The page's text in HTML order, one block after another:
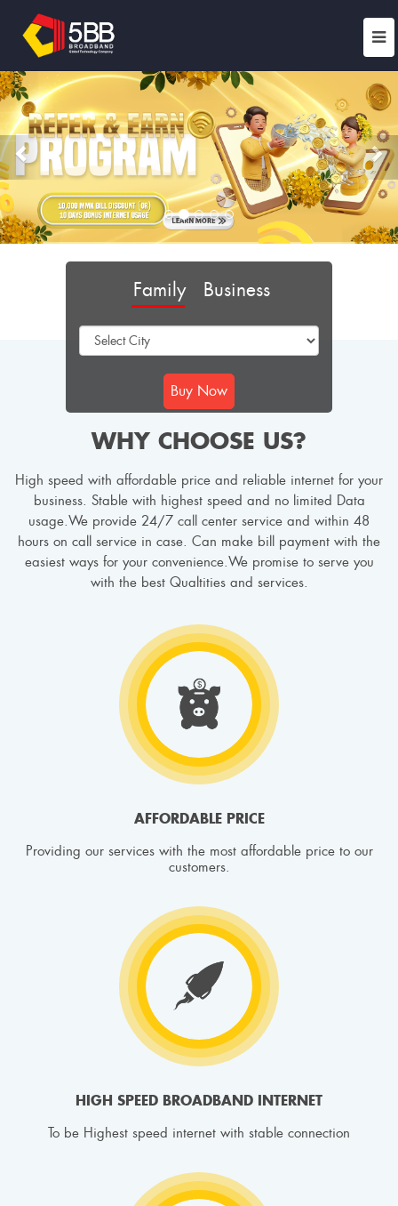
Previous
Family Business
Buy Now
WHY CHOOSE US?
High speed with affordable price and reliable internet for your
business. Stable with highest speed and no limited Data
usage.We provide 24/7 call center service and within 48
hours on call service in case. Can make bill payment with the
easiest ways for your convenience.We promise to serve you
with the best Qualtities and services.
AFFORDABLE PRICE
Providing our services with the most affordable price to our
customers.
HIGH SPEED BROADBAND INTERNET
To be Highest speed internet with stable connection